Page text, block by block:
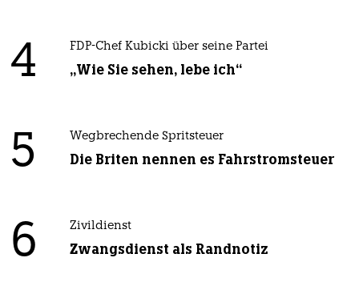
4 FDP-Chef Kubicki über seine Partei
„Wie Sie sehen, lebe ich“
5 Wegbrechende Spritsteuer
Die Briten nennen es Fahrstromsteuer
6 Zivildienst
Zwangsdienst als Randnotiz